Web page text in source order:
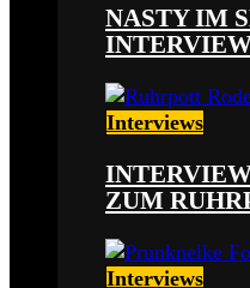
NASTY IM
Interviews
ZUM
Interviews